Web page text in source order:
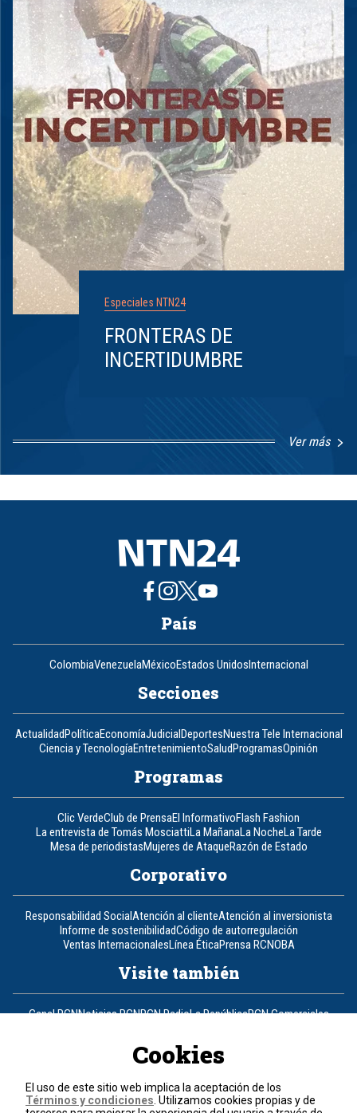
Especiales NTN24
FRONTERAS DE
INCERTIDUMBRE
Ver más
8
País
ColombiaVenezuelaMéxicoEstados UnidosInternacional
Secciones
ActualidadPolíticaEconomíaJudicialDeportesNuestra Tele Internacional
Ciencia y TecnologíaEntretenimientoSaludProgramasOpinión
Programas
Clic VerdeClub de PrensaEl InformativoFlash Fashion
La entrevista de Tomás MosciattiLa MañanaLa NocheLa Tarde
Mesa de periodistasMujeres de AtaqueRazón de Estado
Corporativo
Responsabilidad SocialAtención al clienteAtención al inversionista
Informe de sostenibilidadCódigo de autorregulación
Ventas InternacionalesLínea ÉticaPrensa RCNOBA
Visite también
Canal RCNNoticias RCNRCN RadioLa RepúblicaRCN Comerciales
Un producto de RCN Televisión
Contáctenos
Cookies
El uso de este sitio web implica la aceptación de los
Términos y condiciones . Utilizamos cookies propias y de